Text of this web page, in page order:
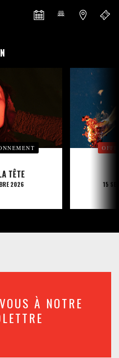
TÊTE
2026 15
À NOTRE